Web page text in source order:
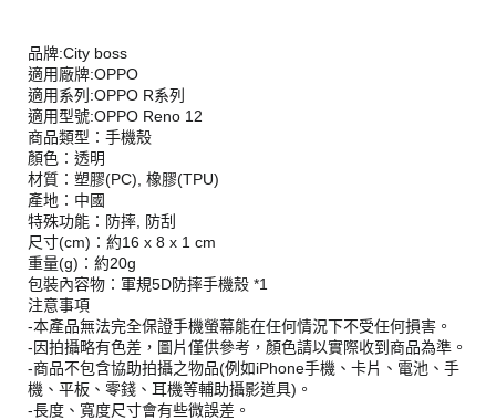
品牌:City boss
適用廠牌:OPPO
適用系列:OPPO R系列
適用型號:OPPO Reno 12
商品類型：手機殼
顏色：透明
材質：塑膠(PC), 橡膠(TPU)
產地：中國
特殊功能：防摔, 防刮
尺寸(cm)：約16 x 8 x 1 cm
重量(g)：約20g
包裝內容物：軍規5D防摔手機殼 *1
注意事項
-本產品無法完全保證手機螢幕能在任何情況下不受任何損害。
-因拍攝略有色差，圖片僅供參考，顏色請以實際收到商品為準。
-商品不包含協助拍攝之物品(例如iPhone手機、卡片、電池、手
機、平板、零錢、耳機等輔助攝影道具)。
-長度、寬度尺寸會有些微誤差。